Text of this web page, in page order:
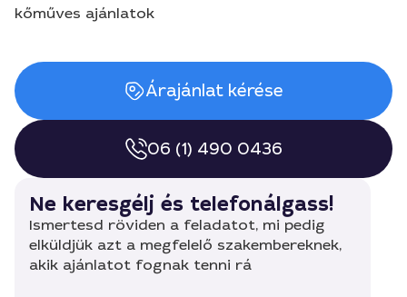
kőműves ajánlatok
Árajánlat kérése
06 (1) 490 0436
Ne keresgélj és telefonálgass!
Ismertesd röviden a feladatot, mi pedig
elküldjük azt a megfelelő szakembereknek,
akik ajánlatot fognak tenni rá